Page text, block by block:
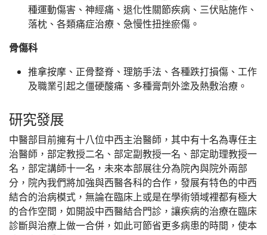
種運動傷害、神經痛、退化性關節疾病、三伏貼施作、
落枕、各類痛症治療、急慢性扭挫瘀傷。
骨傷科
推拿按摩、正骨整脊、理筋手法、各種跌打損傷、工作
及職業引起之僵硬酸痛、多種膏劑外塗及熱敷治療。
研究發展
中醫部目前擁有十八位中西主治醫師，其中有十名為專任主
治醫師，部定教授二名、部定副教授一名、部定助理教授一
名，部定講師十一名，未來本部展往分為院內與院外兩部
分，院內我們將加強與西醫各科的合作，發展有特色的中西
結合的治病模式，無論在臨床上或是在學術領域裡都有極大
的合作空間，如開設中西醫結合門診，讓疾病的治療在臨床
診斷與治療上做一合併，如此可節省更多病患的時間，使本